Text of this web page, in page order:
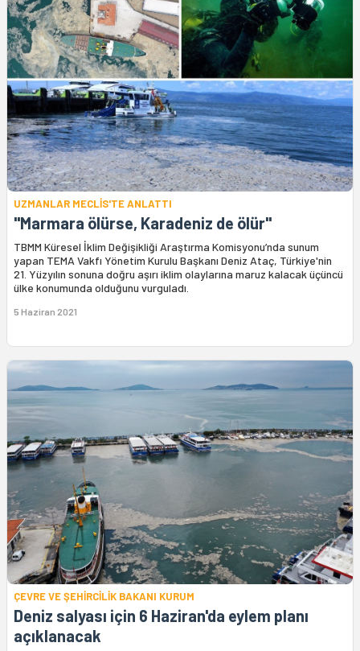
UZMANLAR MECLİS'TE ANLATTI
"Marmara ölürse, Karadeniz de ölür"
TBMM Küresel İklim Değişikliği Araştırma Komisyonu’nda sunum
yapan TEMA Vakfı Yönetim Kurulu Başkanı Deniz Ataç, Türkiye'nin
21. Yüzyılın sonuna doğru aşırı iklim olaylarına maruz kalacak üçüncü
ülke konumunda olduğunu vurguladı.
5 Haziran 2021
ÇEVRE VE ŞEHİRCİLİK BAKANI KURUM
Deniz salyası için 6 Haziran'da eylem planı
açıklanacak